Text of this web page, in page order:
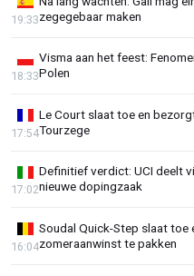
zegegebaar maken
19:33
Visma aan het feest:
Polen
18:33
Le Court slaat toe en
Tourzege
17:54
Definitief verdict: UCI deelt
nieuwe dopingzaak
17:02
Soudal Quick-Step slaat toe
zomeraanwinst te pakken
16:04